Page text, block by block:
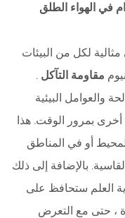
في الهواء الطلق
لكل من البيئات
مقاومة التآكل .
والعوامل البيئية
بمرور الوقت. هذا
أو في المناطق
بالإضافة إلى ذلك
العلم ستحافظ على
، حتى مع التعرض